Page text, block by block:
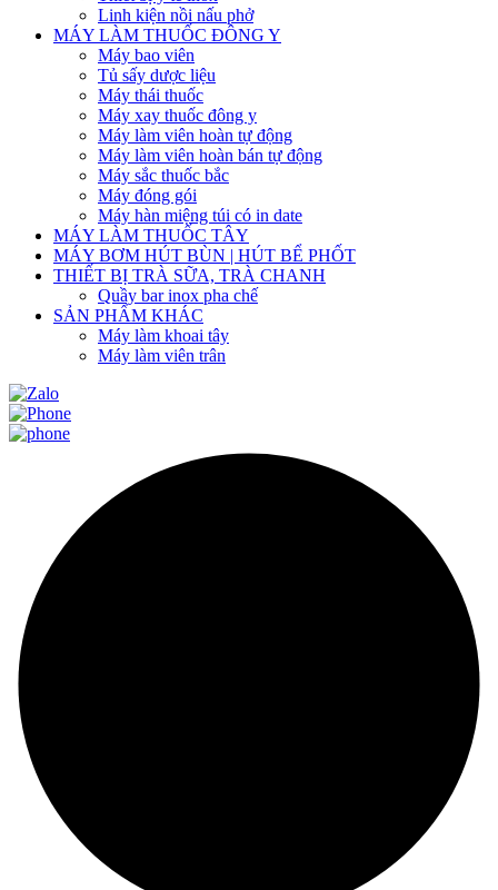
Linh kiện nồi nấu phở
MÁY LÀM THUỐC ĐÔNG Y
Máy bao viên
Tủ sấy dược liệu
Máy thái thuốc
Máy xay thuốc đông y
Máy làm viên hoàn tự động
Máy làm viên hoàn bán tự động
Máy sắc thuốc bắc
Máy đóng gói
Máy hàn miệng túi có in date
MÁY LÀM THUỐC TÂY
MÁY BƠM HÚT BÙN | HÚT BỂ PHỐT
THIẾT BỊ TRÀ SỮA, TRÀ CHANH
Quầy bar inox pha chế
SẢN PHẨM KHÁC
Máy làm khoai tây
Máy làm viên trân